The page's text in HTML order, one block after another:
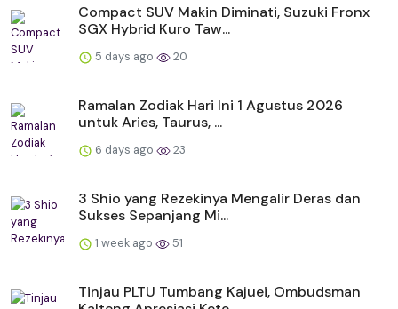
Compact SUV Makin Diminati, Suzuki Fronx
SGX Hybrid Kuro Taw...
5 days ago 20
Ramalan Zodiak Hari Ini 1 Agustus 2026
untuk Aries, Taurus, ...
6 days ago 23
3 Shio yang Rezekinya Mengalir Deras dan
Sukses Sepanjang Mi...
1 week ago 51
Tinjau PLTU Tumbang Kajuei, Ombudsman